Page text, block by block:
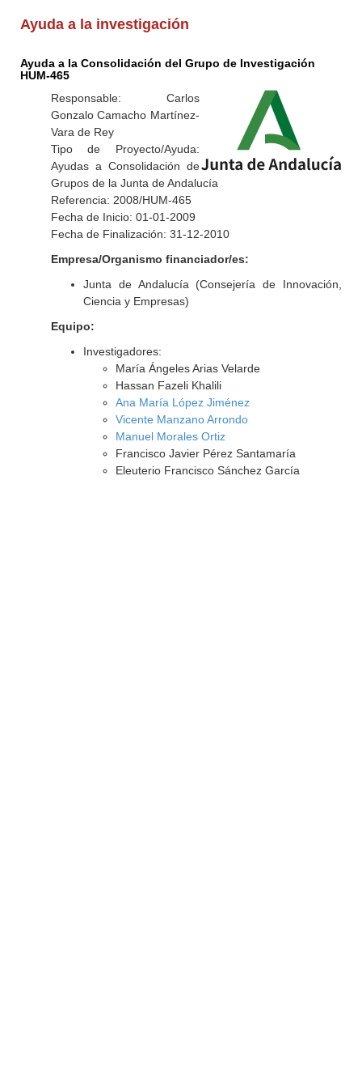
Ayuda a la investigación
Ayuda a la Consolidación del Grupo de Investigación
HUM-465
Responsable: Carlos
Gonzalo Camacho Martínez-
Vara de Rey
Tipo de Proyecto/Ayuda:
Ayudas a Consolidación de
Grupos de la Junta de Andalucía
Referencia: 2008/HUM-465
Fecha de Inicio: 01-01-2009
Fecha de Finalización: 31-12-2010
Empresa/Organismo financiador/es:
Junta de Andalucía (Consejería de Innovación,
Ciencia y Empresas)
Equipo:
Investigadores:
María Ángeles Arias Velarde
Hassan Fazeli Khalili
Ana María López Jiménez
Vicente Manzano Arrondo
Manuel Morales Ortiz
Francisco Javier Pérez Santamaría
Eleuterio Francisco Sánchez García